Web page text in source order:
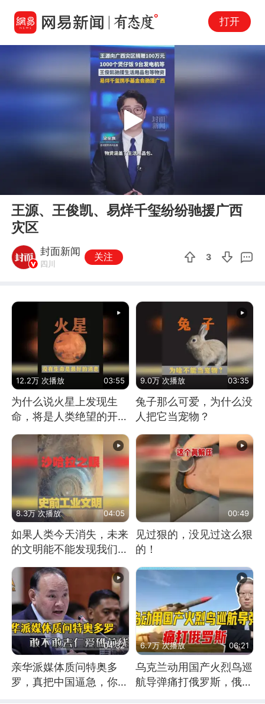
打开
Play
王源、王俊凯、易烊千玺纷纷驰援广西
灾区
封面新闻
四川
关注 3
12.2万 次播放 03:55
为什么说火星上发现生
命，将是人类绝望的开
始？
9.0万 次播放 03:35
兔子那么可爱，为什么没
人把它当宠物？
8.3万 次播放 04:05
如果人类今天消失，未来
的文明能不能发现我们存
00:49
见过狠的，没见过这么狠
的！
04:32
亲华派媒体质问特奥多
罗，真把中国逼急，你敢
6.7万 次播放 06:21
乌克兰动用国产火烈鸟巡
航导弹痛打俄罗斯，俄军